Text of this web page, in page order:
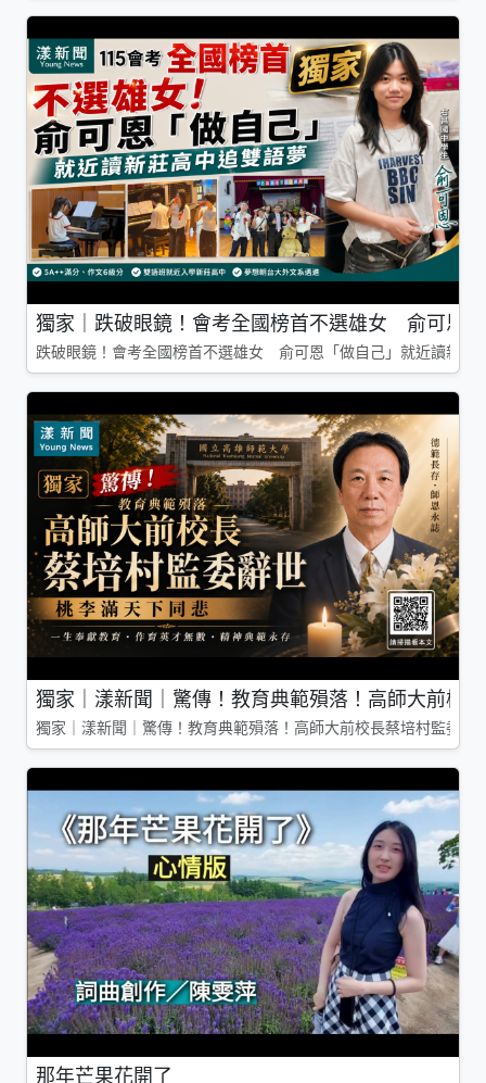
獨家｜跌破眼鏡！會考全國榜首不選雄女 俞可恩
跌破眼鏡！會考全國榜首不選雄女 俞可恩「做自己」就近讀新莊
獨家｜漾新聞｜驚傳！教育典範殞落！高師大前校
獨家｜漾新聞｜驚傳！教育典範殞落！高師大前校長蔡培村監委
那年芒果花開了